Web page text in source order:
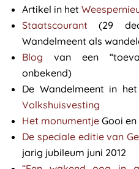
Artikel in het
Staatscourant (29
Wandelmeent als
Blog van een
onbekend)
De Wandelmeent in het
Volkshuisvesting
Het monumentje Gooi en
De speciale editie van
jarig jubileum juni 2012